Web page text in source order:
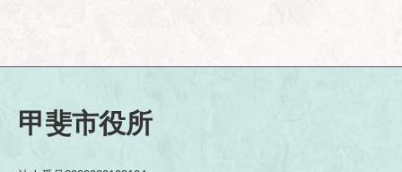
甲斐市役所